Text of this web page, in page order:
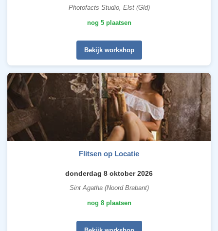
Photofacts Studio, Elst (Gld)
nog 5 plaatsen
Bekijk workshop
Flitsen op Locatie
donderdag 8 oktober 2026
Sint Agatha (Noord Brabant)
nog 8 plaatsen